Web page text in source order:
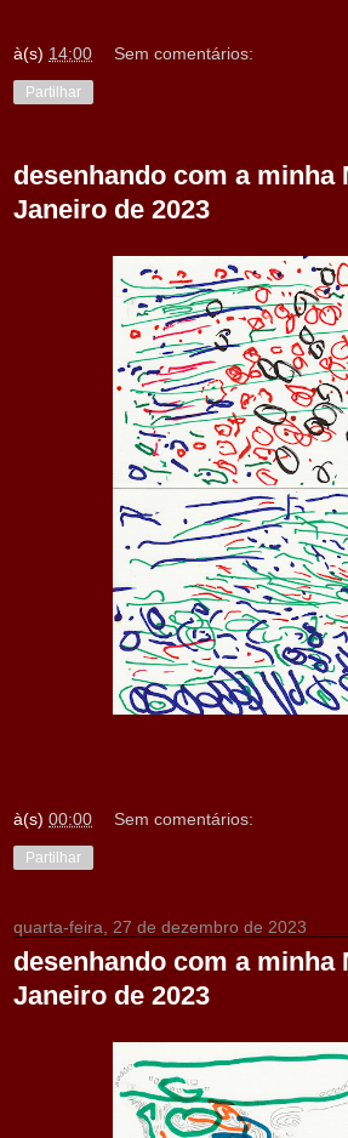
à(s) 14:00 Sem comentários:
Partilhar
desenhando com a minha
Janeiro de 2023
à(s) 00:00 Sem comentários:
Partilhar
quarta-feira, 27 de dezembro de 2023
desenhando com a minha
Janeiro de 2023